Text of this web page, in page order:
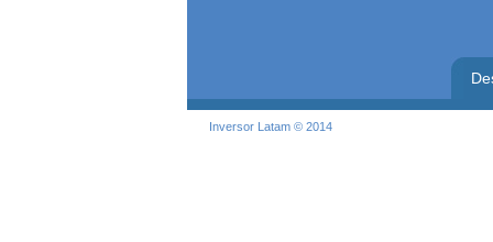
Inversor Latam © 2014